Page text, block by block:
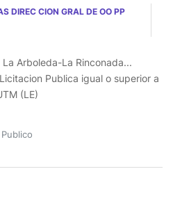
DIREC CION GRAL DE OO PP
Arboleda-La Rinconada...
Publica igual o superior a
(LE)